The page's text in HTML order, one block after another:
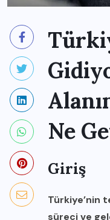
Ne
Giriş
Türkiye’nin
süreci ve